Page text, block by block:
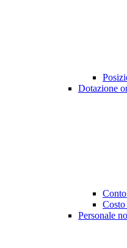
Dotazione
Costo
Personale